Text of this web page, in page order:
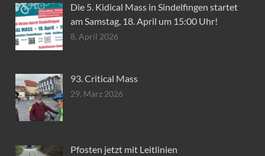
Die 5. Kidical Mass in Sindelfingen startet
am Samstag, 18. April um 15:00 Uhr!
8. April 2026
93. Critical Mass
29. März 2026
Pfosten jetzt mit Leitlinien